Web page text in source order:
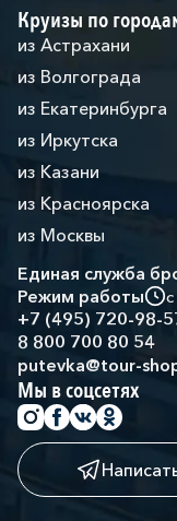
Круизы по
из Астрахани
из Волгограда
из Екатеринбурга
из Иркутска
из Казани
из Красноярска
из Москвы
Единая служба
Режим работы
+7 (495) 720-98-
8 800 700 80 54
putevka@tour-
Мы в соцсетях